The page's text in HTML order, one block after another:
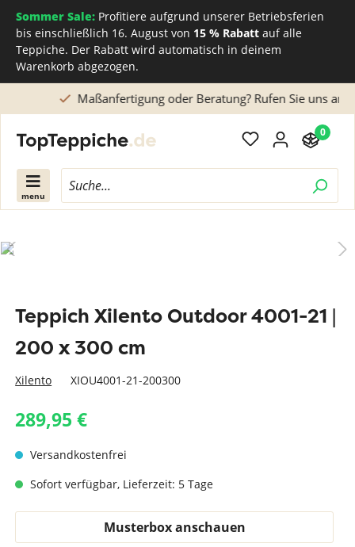
Sommer Sale: Profitiere aufgrund unserer Betriebsferien
bis einschließlich 16. August von 15 % Rabatt auf alle
Teppiche. Der Rabatt wird automatisch in deinem
Warenkorb abgezogen.
Maßanfertigung oder Beratung? Rufen Sie uns an
menu
0
Teppich Xilento Outdoor 4001-21 |
200 x 300 cm
Xilento XIOU4001-21-200300
289,95 €
Versandkostenfrei
Sofort verfügbar, Lieferzeit: 5 Tage
Musterbox anschauen